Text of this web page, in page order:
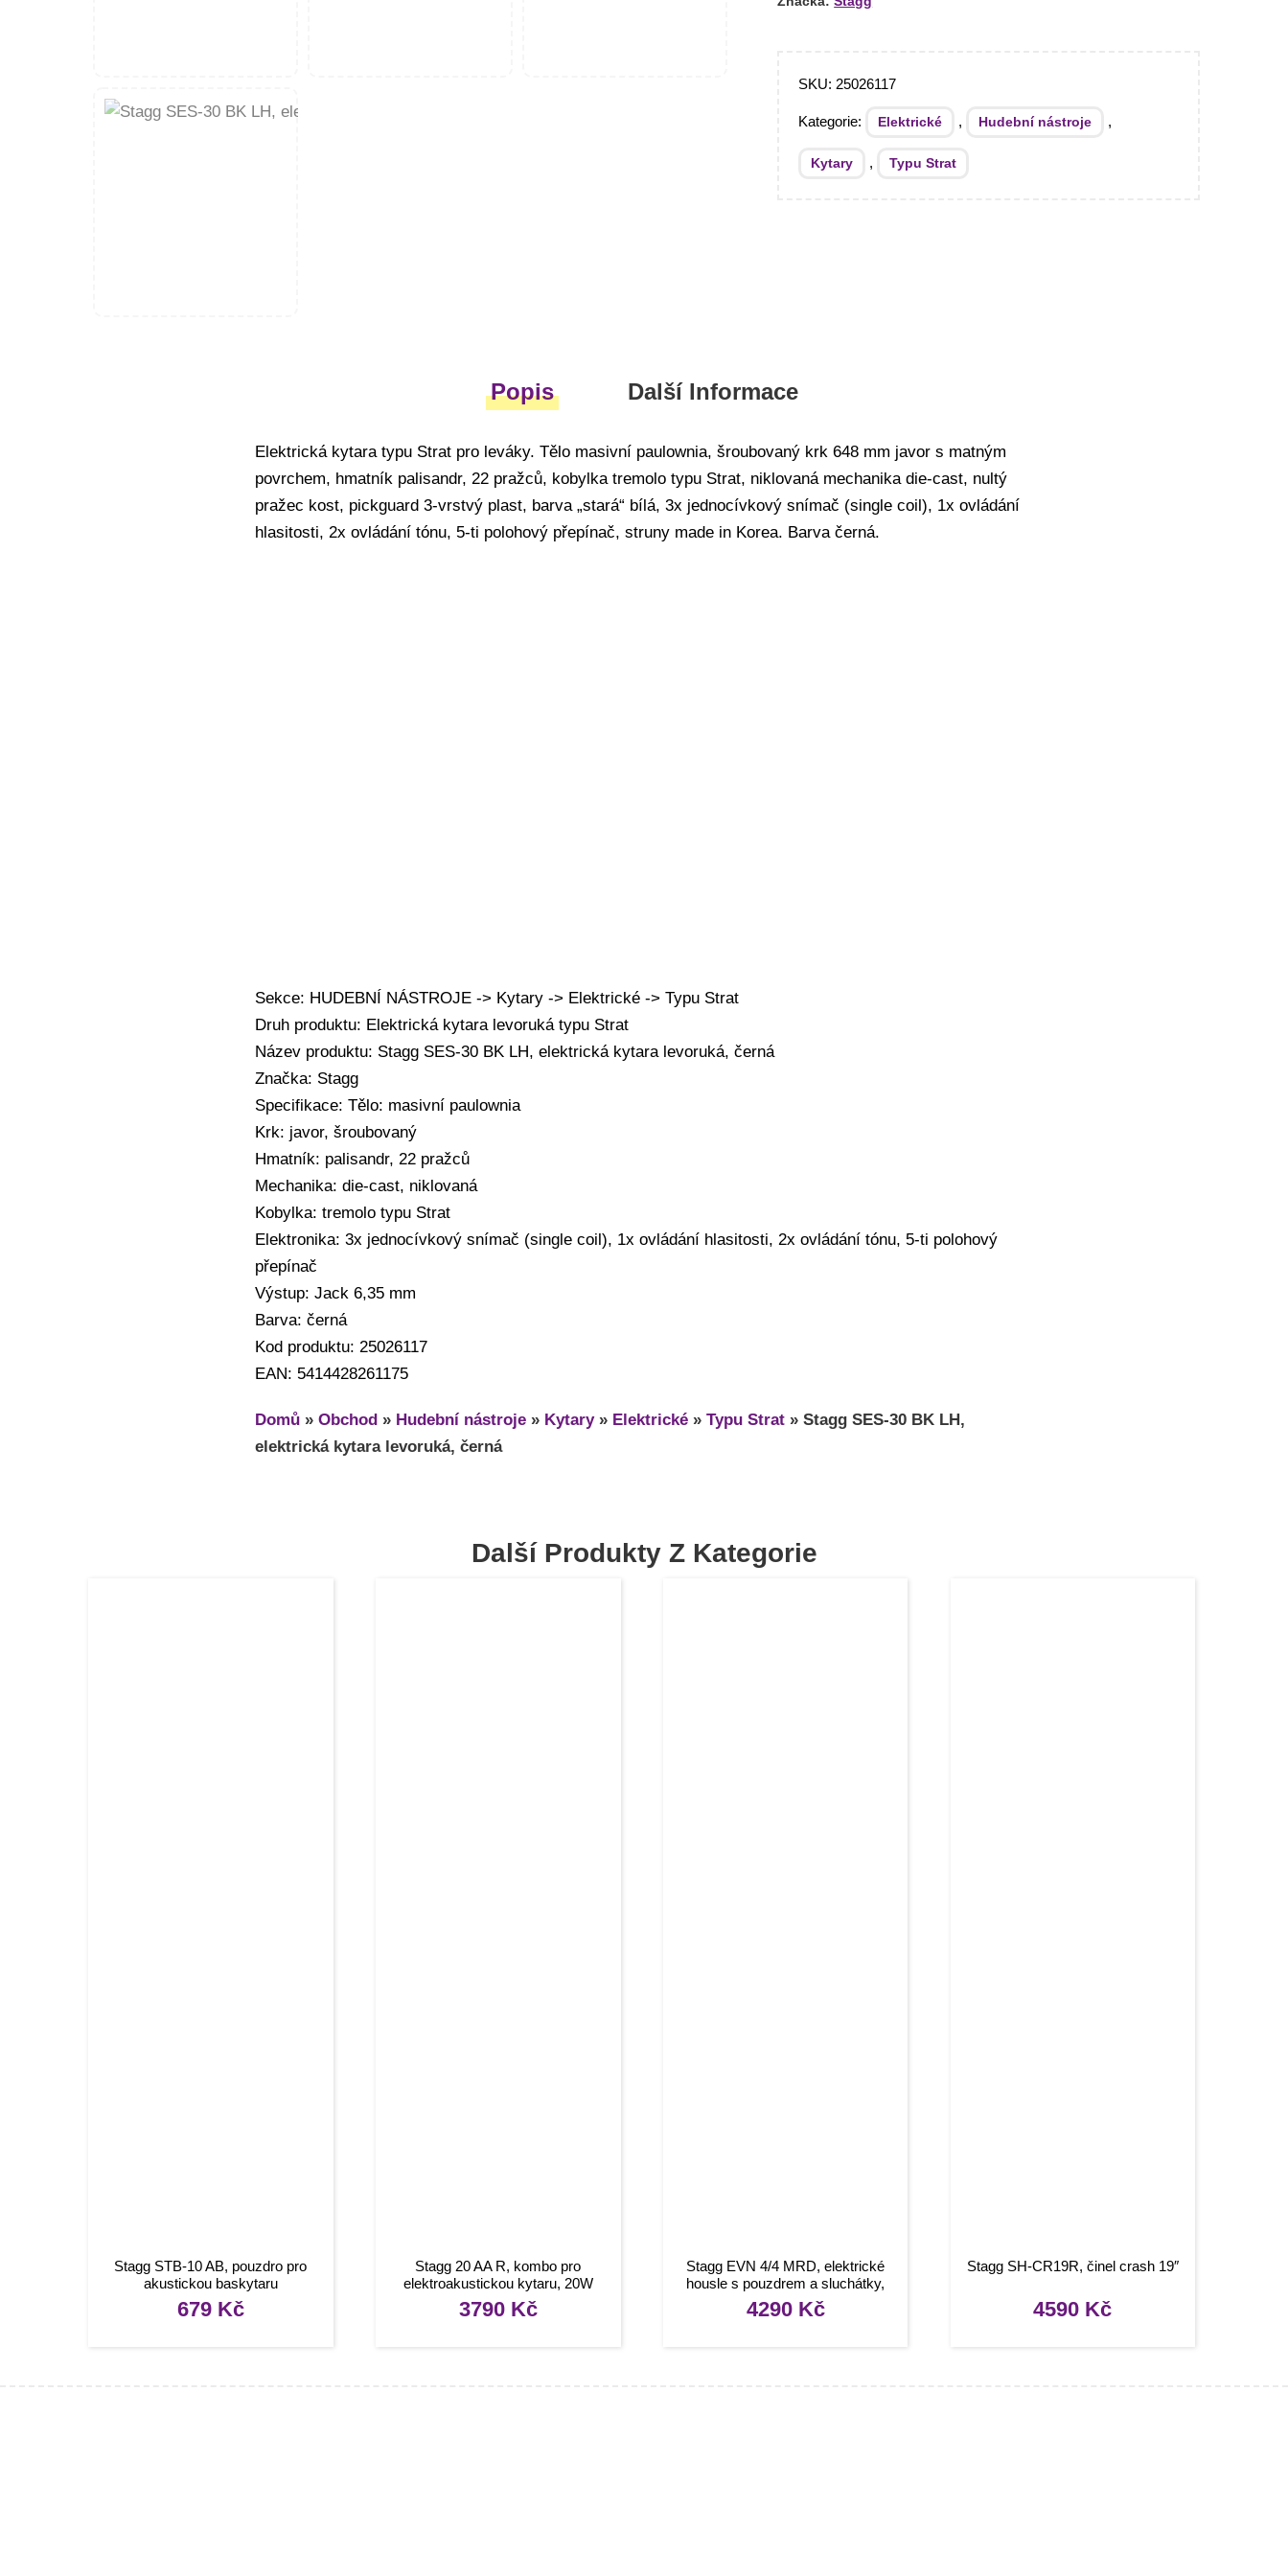
SKU: 25026117
Kategorie: Elektrické , Hudební nástroje ,
Kytary , Typu Strat
Popis Další Informace
Elektrická kytara typu Strat pro leváky. Tělo masivní paulownia, šroubovaný krk 648 mm javor s matným
povrchem, hmatník palisandr, 22 pražců, kobylka tremolo typu Strat, niklovaná mechanika die-cast, nultý
pražec kost, pickguard 3-vrstvý plast, barva „stará“ bílá, 3x jednocívkový snímač (single coil), 1x ovládání
hlasitosti, 2x ovládání tónu, 5-ti polohový přepínač, struny made in Korea. Barva černá.
Sekce: HUDEBNÍ NÁSTROJE -> Kytary -> Elektrické -> Typu Strat
Druh produktu: Elektrická kytara levoruká typu Strat
Název produktu: Stagg SES-30 BK LH, elektrická kytara levoruká, černá
Značka: Stagg
Specifikace: Tělo: masivní paulownia
Krk: javor, šroubovaný
Hmatník: palisandr, 22 pražců
Mechanika: die-cast, niklovaná
Kobylka: tremolo typu Strat
Elektronika: 3x jednocívkový snímač (single coil), 1x ovládání hlasitosti, 2x ovládání tónu, 5-ti polohový
přepínač
Výstup: Jack 6,35 mm
Barva: černá
Kod produktu: 25026117
EAN: 5414428261175
Domů » Obchod » Hudební nástroje » Kytary» Elektrické » Typu Strat » Stagg SES-30 BK LH,
elektrická kytara levoruká, černá
Další Produkty Z Kategorie
Stagg STB-10 AB, pouzdro pro
akustickou baskytaru
679 Kč
Stagg 20 AA R, kombo pro
elektroakustickou kytaru, 20W
3790 Kč
Stagg EVN 4/4 MRD, elektrické
housle s pouzdrem a sluchátky,
červená metalíza
4290 Kč
Stagg SH-CR19R, činel crash 19″
4590 Kč